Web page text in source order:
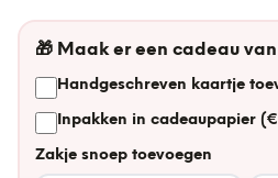
🎁 Maak er een cadeau van
Handgeschreven kaartje
Inpakken in cadeaupapier
Zakje snoep toevoegen